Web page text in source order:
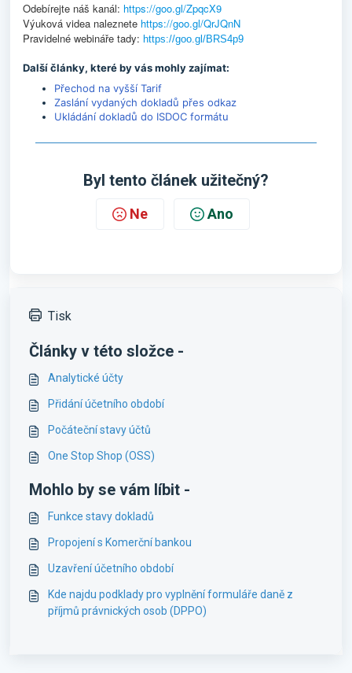
Odebírejte náš kanál: https://goo.gl/ZpqcX9
Výuková videa naleznete https://goo.gl/QrJQnN
Pravidelné webináře tady: https://goo.gl/BRS4p9
Další články, které by vás mohly zajímat:
Přechod na vyšší Tarif
Zaslání vydaných dokladů přes odkaz
Ukládání dokladů do ISDOC formátu
Byl tento článek užitečný?
Ne Ano
Tisk
Články v této složce -
Analytické účty
Přidání účetního období
Počáteční stavy účtů
One Stop Shop (OSS)
Mohlo by se vám líbit -
Funkce stavy dokladů
Propojení s Komerční bankou
Uzavření účetního období
Kde najdu podklady pro vyplnění formuláře daně z
příjmů právnických osob (DPPO)